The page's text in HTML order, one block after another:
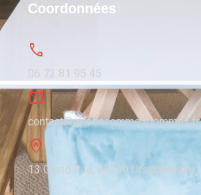
Coordonnées
06 72 81 95 45
contact@gitesocomme3pommes.fr
13 Grand Rue, 68320 Urschenheim